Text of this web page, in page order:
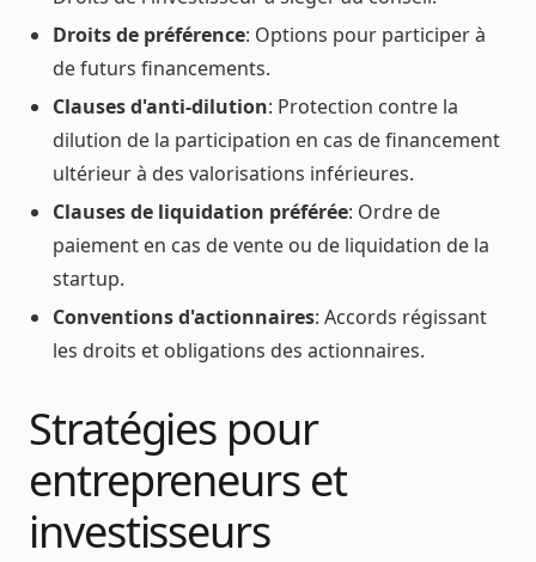
Droits de préférence: Options pour participer à
de futurs financements.
Clauses d'anti-dilution: Protection contre la
dilution de la participation en cas de financement
ultérieur à des valorisations inférieures.
Clauses de liquidation préférée: Ordre de
paiement en cas de vente ou de liquidation de la
startup.
Conventions d'actionnaires: Accords régissant
les droits et obligations des actionnaires.
Stratégies pour
entrepreneurs et
investisseurs